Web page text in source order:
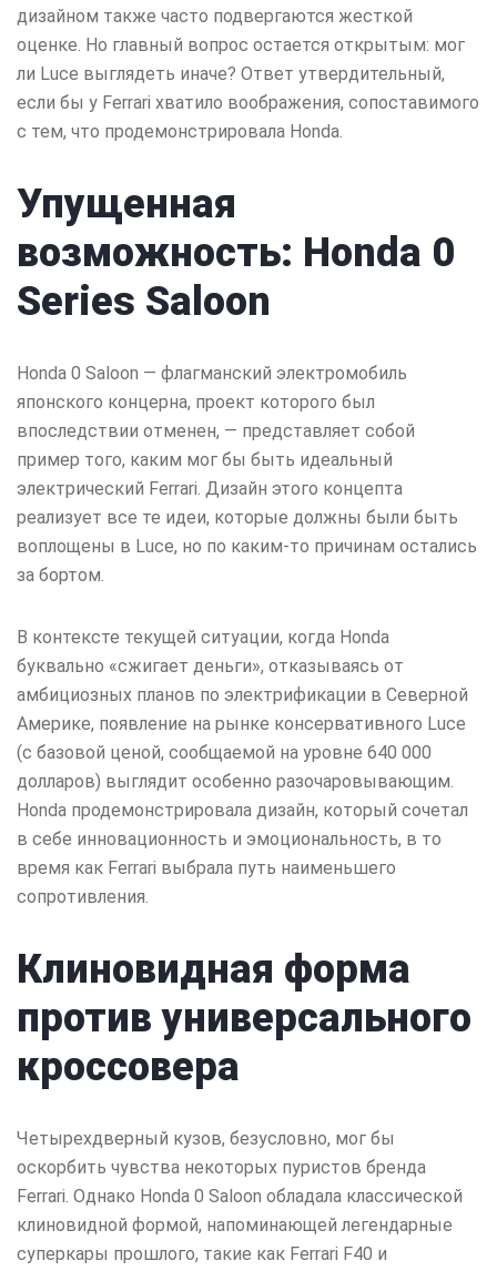
дизайном также часто подвергаются жесткой
оценке. Но главный вопрос остается открытым: мог
ли Luce выглядеть иначе? Ответ утвердительный,
если бы у Ferrari хватило воображения, сопоставимого
с тем, что продемонстрировала Honda.
Упущенная
возможность: Honda 0
Series Saloon
Honda 0 Saloon — флагманский электромобиль
японского концерна, проект которого был
впоследствии отменен, — представляет собой
пример того, каким мог бы быть идеальный
электрический Ferrari. Дизайн этого концепта
реализует все те идеи, которые должны были быть
воплощены в Luce, но по каким-то причинам остались
за бортом.
В контексте текущей ситуации, когда Honda
буквально «сжигает деньги», отказываясь от
амбициозных планов по электрификации в Северной
Америке, появление на рынке консервативного Luce
(с базовой ценой, сообщаемой на уровне 640 000
долларов) выглядит особенно разочаровывающим.
Honda продемонстрировала дизайн, который сочетал
в себе инновационность и эмоциональность, в то
время как Ferrari выбрала путь наименьшего
сопротивления.
Клиновидная форма
против универсального
кроссовера
Четырехдверный кузов, безусловно, мог бы
оскорбить чувства некоторых пуристов бренда
Ferrari. Однако Honda 0 Saloon обладала классической
клиновидной формой, напоминающей легендарные
суперкары прошлого, такие как Ferrari F40 и